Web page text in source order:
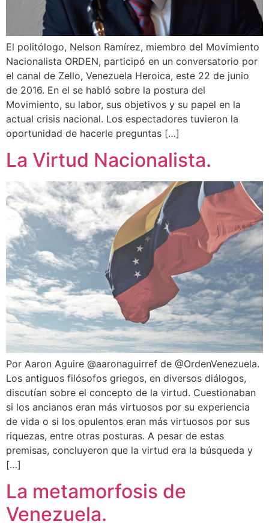
El politólogo, Nelson Ramírez, miembro del Movimiento
Nacionalista ORDEN, participó en un conversatorio por
el canal de Zello, Venezuela Heroica, este 22 de junio
de 2016. En el se habló sobre la postura del
Movimiento, su labor, sus objetivos y su papel en la
actual crisis nacional. Los espectadores tuvieron la
oportunidad de hacerle preguntas […]
La Virtud Nacionalista.
Por Aaron Aguire @aaronaguirref de @OrdenVenezuela.
Los antiguos filósofos griegos, en diversos diálogos,
discutían sobre el concepto de la virtud. Cuestionaban
si los ancianos eran más virtuosos por su experiencia
de vida o si los opulentos eran más virtuosos por sus
riquezas, entre otras posturas. A pesar de estas
premisas, concluyeron que la virtud era la búsqueda y
[…]
La metamorfosis de
Venezuela.